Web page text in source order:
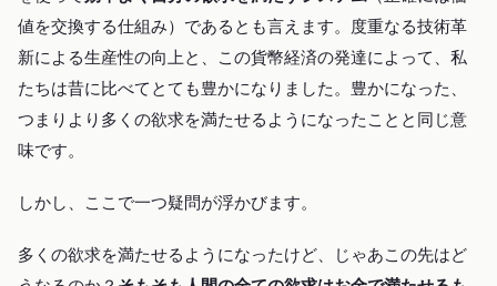
値を交換する仕組み）であるとも言えます。度重なる技術革
新による生産性の向上と、この貨幣経済の発達によって、私
たちは昔に比べてとても豊かになりました。豊かになった、
つまりより多くの欲求を満たせるようになったことと同じ意
味です。
しかし、ここで一つ疑問が浮かびます。
多くの欲求を満たせるようになったけど、じゃあこの先はど